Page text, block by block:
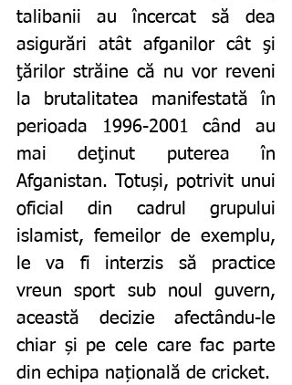
talibanii au încercat să dea
asigurări atât afganilor cât şi
ţărilor străine că nu vor reveni
la brutalitatea manifestată în
perioada 1996-2001 când au
mai deţinut puterea în
Afganistan. Totuși, potrivit unui
oficial din cadrul grupului
islamist, femeilor de exemplu,
le va fi interzis să practice
vreun sport sub noul guvern,
această decizie afectându-le
chiar și pe cele care fac parte
din echipa națională de cricket.